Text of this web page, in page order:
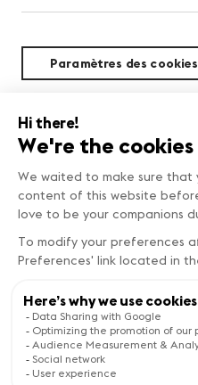
Paramètres des cookies
Durabilité
Copyright © Genève Tourisme